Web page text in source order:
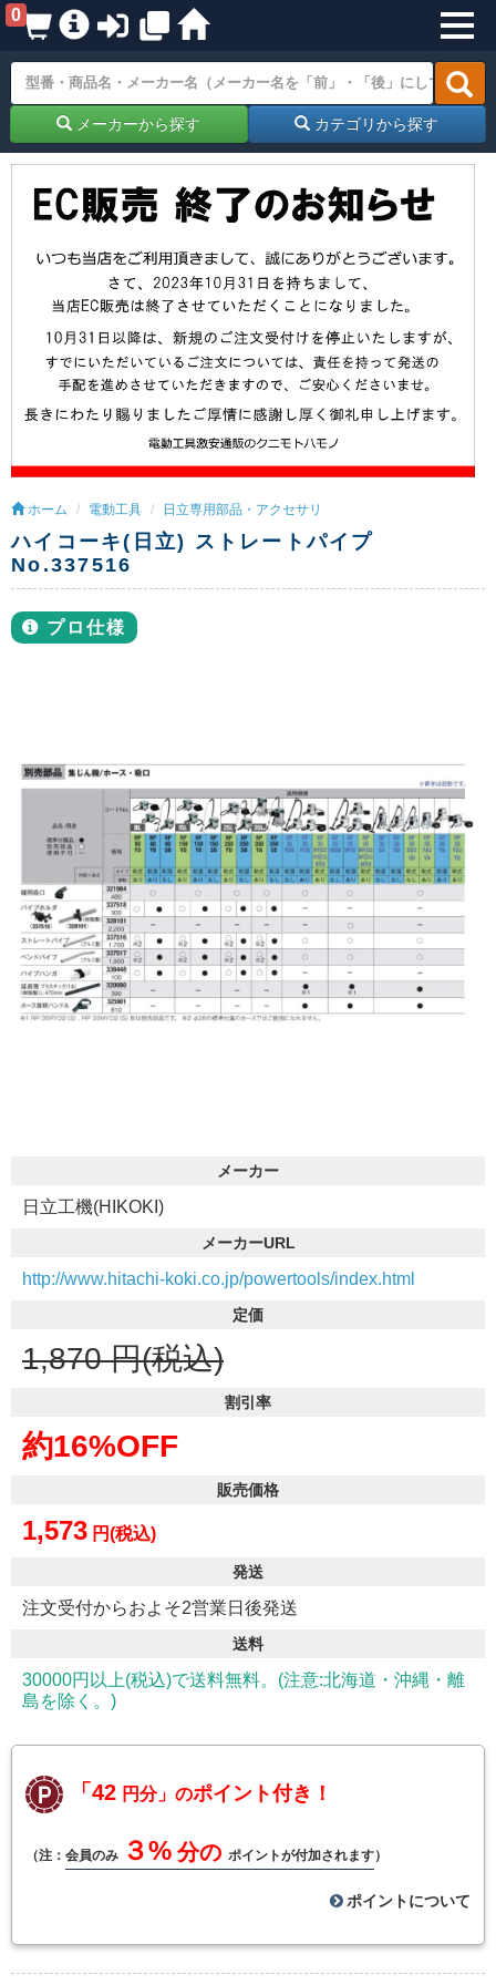
0
メーカーから探す カテゴリから探す
ホーム 電動工具 日立専用部品・アクセサリ
ハイコーキ(日立) ストレートパイプ
No.337516
プロ仕様
メーカー
日立工機(HIKOKI)
メーカーURL
http://www.hitachi-koki.co.jp/powertools/index.html
定価
1,870 円(税込)
割引率
約16%OFF
販売価格
1,573 円(税込)
発送
注文受付からおよそ2営業日後発送
送料
30000円以上(税込)で送料無料。(注意:北海道・沖縄・離
島を除く。)
「42 円分」のポイント付き！
（注： 会員のみ ３% 分の ポイントが付加されます）
ポイントについて